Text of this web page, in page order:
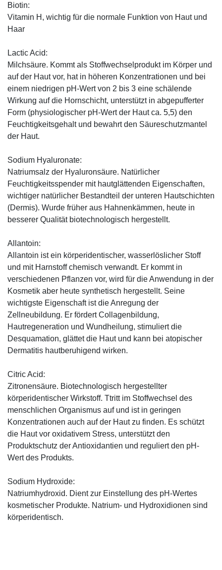
Biotin:
Vitamin H, wichtig für die normale Funktion von Haut und
Haar
Lactic Acid:
Milchsäure. Kommt als Stoffwechselprodukt im Körper und
auf der Haut vor, hat in höheren Konzentrationen und bei
einem niedrigen pH-Wert von 2 bis 3 eine schälende
Wirkung auf die Hornschicht, unterstützt in abgepufferter
Form (physiologischer pH-Wert der Haut ca. 5,5) den
Feuchtigkeitsgehalt und bewahrt den Säureschutzmantel
der Haut.
Sodium Hyaluronate:
Natriumsalz der Hyaluronsäure. Natürlicher
Feuchtigkeitsspender mit hautglättenden Eigenschaften,
wichtiger natürlicher Bestandteil der unteren Hautschichten
(Dermis). Wurde früher aus Hahnenkämmen, heute in
besserer Qualität biotechnologisch hergestellt.
Allantoin:
Allantoin ist ein körperidentischer, wasserlöslicher Stoff
und mit Harnstoff chemisch verwandt. Er kommt in
verschiedenen Pflanzen vor, wird für die Anwendung in der
Kosmetik aber heute synthetisch hergestellt. Seine
wichtigste Eigenschaft ist die Anregung der
Zellneubildung. Er fördert Collagenbildung,
Hautregeneration und Wundheilung, stimuliert die
Desquamation, glättet die Haut und kann bei atopischer
Dermatitis hautberuhigend wirken.
Citric Acid:
Zitronensäure. Biotechnologisch hergestellter
körperidentischer Wirkstoff. Ttritt im Stoffwechsel des
menschlichen Organismus auf und ist in geringen
Konzentrationen auch auf der Haut zu finden. Es schützt
die Haut vor oxidativem Stress, unterstützt den
Produktschutz der Antioxidantien und reguliert den pH-
Wert des Produkts.
Sodium Hydroxide:
Natriumhydroxid. Dient zur Einstellung des pH-Wertes
kosmetischer Produkte. Natrium- und Hydroxidionen sind
körperidentisch.